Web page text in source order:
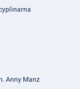
Anny Manz